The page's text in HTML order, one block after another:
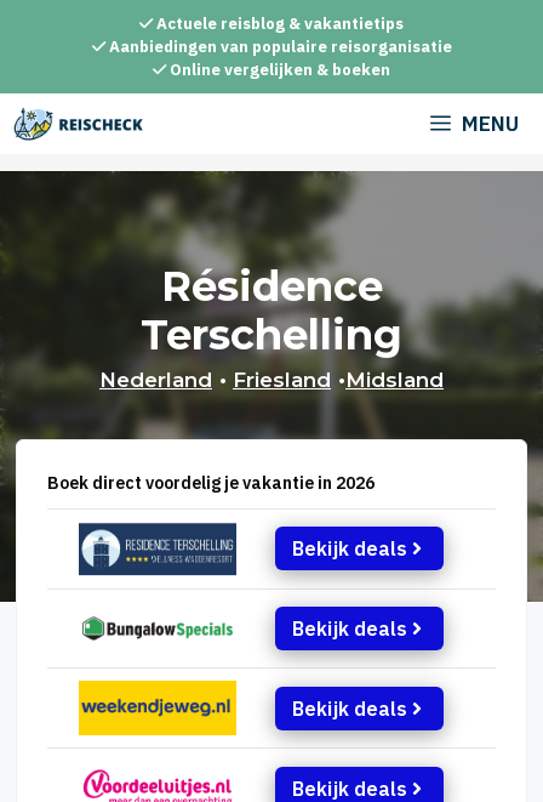
inhoud
Actuele reisblog & vakantietips
Aanbiedingen van populaire reisorganisatie
Online vergelijken & boeken
MENU
Résidence
Terschelling
Nederland • Friesland •Midsland
Boek direct voordelig je vakantie in 2026
Bekijk deals
Bekijk deals
Bekijk deals
Bekijk deals